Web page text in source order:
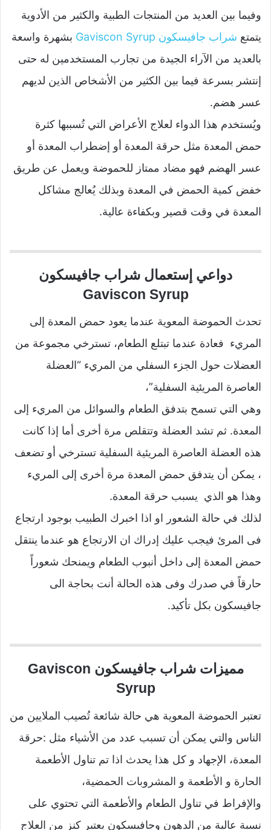
وفيما بين العديد من المنتجات الطبية والكثير من الأدوية
يتمتع شراب جافيسكون Gaviscon Syrup
بشهرة واسعة
بالعديد من الآراء الجيدة من تجارب المستخدمين له حتى
إنتشر بسرعة فيما بين الكثير من الأشخاص الذين لديهم
عسر هضم.
ويُستخدم هذا الدواء لعلاج الأعراض التي تُسببها كثرة
حمض المعدة مثل حرقة المعدة أو إضطراب المعدة أو
عسر الهضم فهو مضاد ممتاز للحموضة ويعمل عن طريق
خفض كمية الحمض في المعدة وبذلك يُعالج مشاكل
المعدة في وقت قصير وبكفاءة عالية.
دواعي إستعمال شراب جافيسكون
Gaviscon Syrup
تحدث الحموضة المعوية عندما يعود حمض المعدة إلى
المريء فعادة عندما تبتلع الطعام، تسترخي مجموعة من
العضلات حول الجزء السفلي من المريء “العضلة
العاصرة المريئية السفلية”،
وهي التي تسمح بتدفق الطعام والسوائل من المريء إلى
المعدة. ثم تشد العضلة وتتقلص مرة أخرى أما إذا كانت
هذه العضلة العاصرة المريئية السفلية تسترخي أو تضعف
، يمكن أن يتدفق حمض المعدة مرة أخرى إلى المريء
وهذا هو الذي يسبب حرقة المعدة.
لذلك في حالة الشعور او اذا اخبرك الطبيب بوجود ارتجاع
فى المرئ فيجب عليك إدراك ان الارتجاع هو عندما ينتقل
حمض المعدة إلى داخل أنبوب الطعام ويمنحك شعوراً
حارقاً في صدرك وفى هذه الحالة أنت بحاجة الى
جافيسكون بكل تأكيد.
مميزات شراب جافيسكون Gaviscon
Syrup
تعتبر الحموضة المعوية هي حالة شائعة تُصيب الملايين من
الناس والتي يمكن أن تسبب عدد من الأشياء مثل :حرقة
المعدة، الإجهاد و كل هذا يحدث اذا تم تناول الأطعمة
الحارة و الأطعمة و المشروبات الحمضية،
والإفراط في تناول الطعام والأطعمة التي تحتوي على
نسبة عالية من الدهون وجافيسكون يعتبر كنز من العلاج